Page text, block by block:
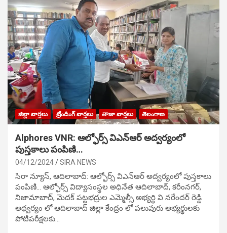
జిల్లా వార్తలు ట్రేండింగ్ వార్తలు తాజా వార్తలు తెలంగాణ
Alphores VNR: ఆల్ఫోర్స్ విఎన్ఆర్ అద్వర్యంలో
పుస్తకాలు పంపిణి…
04/12/2024 SIRA NEWS
సిరా న్యూస్, ఆదిలాబాద్: ఆల్ఫోర్స్ విఎన్ఆర్ అద్వర్యంలో పుస్తకాలు
పంపిణి… ఆల్ఫోర్స్ విద్యాసంస్థల అధినేత ఆదిలాబాద్, కరీంనగర్,
నిజామాబాద్, మెదక్ పట్టభద్రుల ఎమ్మెల్సీ అభ్యర్థి వి నరేందర్ రెడ్డి
అధ్వర్యం లో ఆదిలాబాద్ జిల్లా కేంద్రం లో పలువురు అభ్యర్థులకు
పోటిప‌రీక్ష‌ల‌కు…